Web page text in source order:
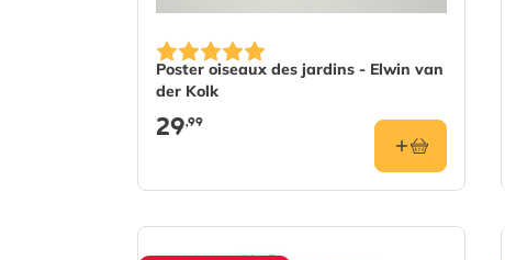
Poster oiseaux des jardins - Elwin van
der Kolk
29,99